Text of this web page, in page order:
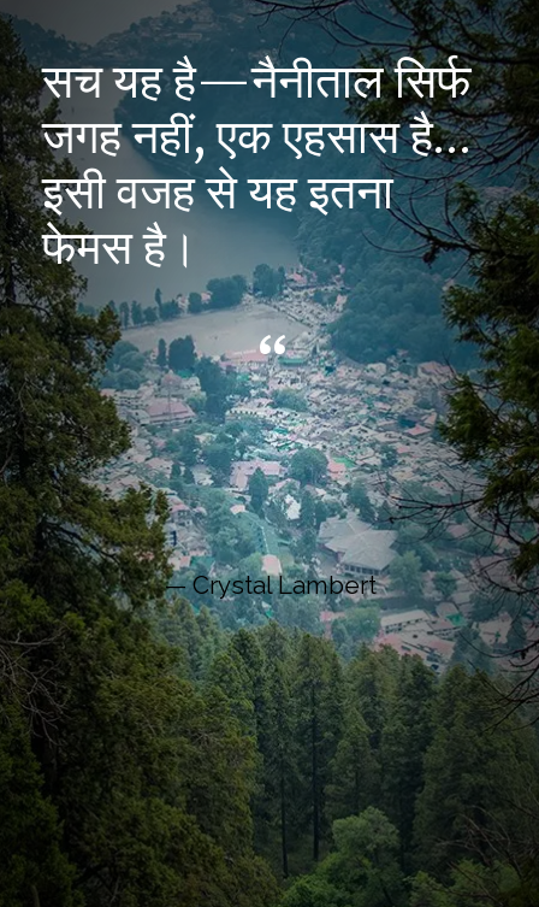
सच यह है—नैनीताल सिर्फ
जगह नहीं, एक एहसास है…
इसी वजह से यह इतना
फेमस है।
— Crystal Lambert
“